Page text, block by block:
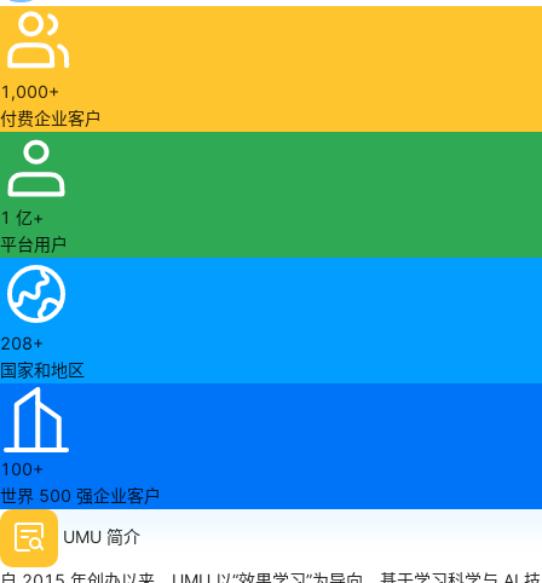
1,000+
付费企业客户
1 亿+
平台用户
208+
国家和地区
100+
世界 500 强企业客户
UMU 简介